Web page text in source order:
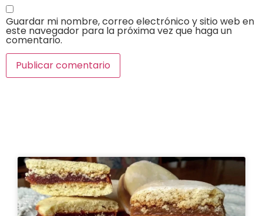
Guardar mi nombre, correo electrónico y sitio web en
este navegador para la próxima vez que haga un
comentario.